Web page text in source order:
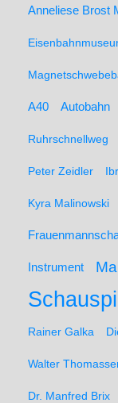
Anneliese Brost
A40 Autobahn
Ruhrschnellweg
Peter Zeidler
Kyra Malinowski
Instrument
Rainer Galka
Walter
Dr. Manfred Brix